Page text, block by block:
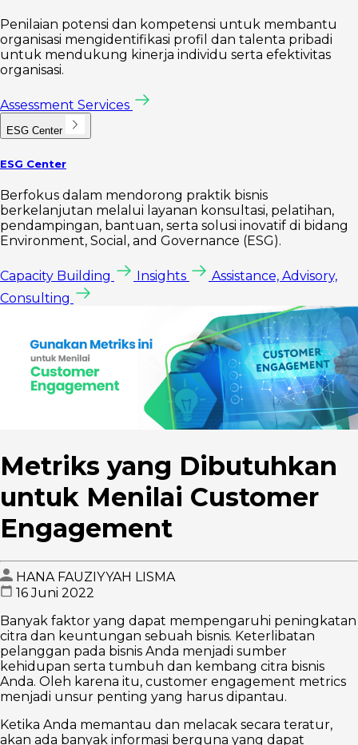
Penilaian potensi dan kompetensi untuk membantu
organisasi mengidentifikasi profil dan talenta pribadi
untuk mendukung kinerja individu serta efektivitas
organisasi.
Assessment Services
ESG Center
ESG Center
Berfokus dalam mendorong praktik bisnis
berkelanjutan melalui layanan konsultasi, pelatihan,
pendampingan, bantuan, serta solusi inovatif di bidang
Environment, Social, and Governance (ESG).
Capacity Building Insights
Assistance, Advisory,
Consulting
Metriks yang Dibutuhkan
untuk Menilai Customer
Engagement
HANA FAUZIYYAH LISMA
16 Juni 2022
Banyak faktor yang dapat mempengaruhi peningkatan
citra dan keuntungan sebuah bisnis. Keterlibatan
pelanggan pada bisnis Anda menjadi sumber
kehidupan serta tumbuh dan kembang citra bisnis
Anda. Oleh karena itu, customer engagement metrics
menjadi unsur penting yang harus dipantau.
Ketika Anda memantau dan melacak secara teratur,
akan ada banyak informasi berguna yang dapat